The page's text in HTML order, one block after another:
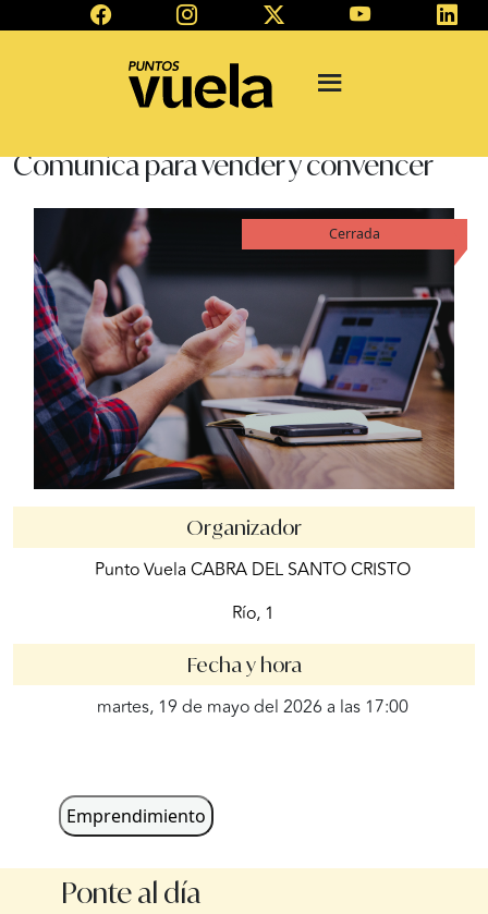
Comunica para vender y convencer
Cerrada
Organizador
Punto Vuela CABRA DEL SANTO CRISTO
Río, 1
Fecha y hora
martes, 19 de mayo del 2026 a las 17:00
Emprendimiento
Ponte al día